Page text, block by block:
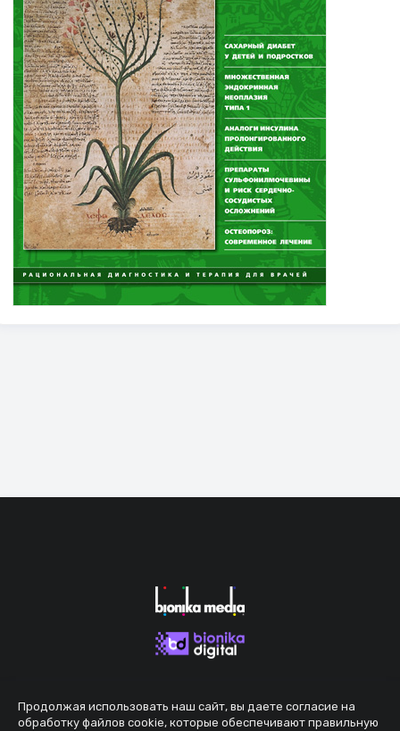
Продолжая использовать наш сайт, вы даете согласие на
обработку файлов cookie, которые обеспечивают правильную